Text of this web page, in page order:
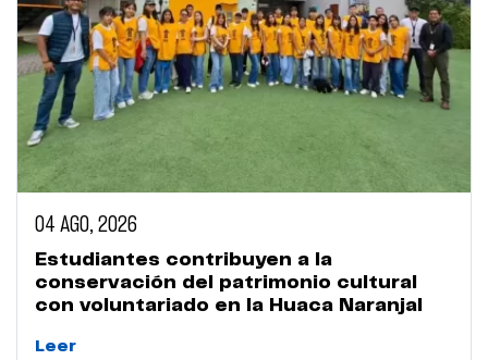
04 AGO, 2026
Estudiantes contribuyen a la
conservación del patrimonio cultural
con voluntariado en la Huaca Naranjal
Leer